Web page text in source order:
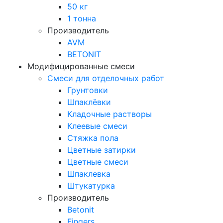
50 кг
1 тонна
Производитель
AVM
BETONIT
Модифицированные смеси
Смеси для отделочных работ
Грунтовки
Шпаклёвки
Кладочные растворы
Клеевые смеси
Стяжка пола
Цветные затирки
Цветные смеси
Шпаклевка
Штукатурка
Производитель
Betonit